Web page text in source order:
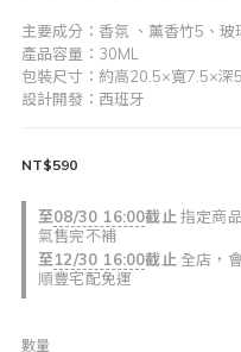
主要成分：香氛 、薰香竹5、玻
產品容量：30ML
包裝尺寸：約高20.5×寬7.5×深
設計開發：西班牙
至08/30 16:00截止 指定商
氣售完不補
至12/30 16:00截止 全店，
順豐宅配免運
NT$590
數量